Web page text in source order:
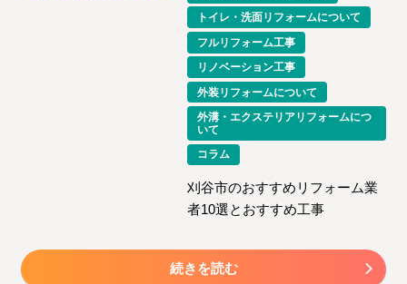
トイレ・洗面リフォームについて
フルリフォーム工事
リノベーション工事
外装リフォームについて
外溝・エクステリアリフォームにつ
いて
コラム
刈谷市のおすすめリフォーム業
者10選とおすすめ工事
続きを読む